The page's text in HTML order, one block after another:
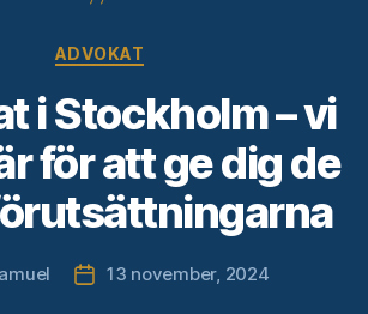
Kategorier
ADVOKAT
i Stockholm – vi
för att ge dig de
Inläggsdatum
13 november, 2024